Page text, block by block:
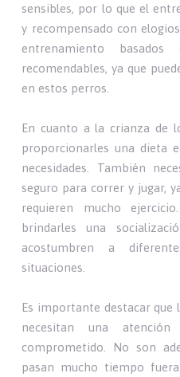
sensibles, por lo que el
y recompensado con
entrenamiento
recomendables, ya que
en estos perros.
En cuanto a la crianza de
proporcionarles una dieta
necesidades. También
seguro para correr y jugar,
requieren mucho
brindarles una
acostumbren a
situaciones.
Es importante destacar que
necesitan una
comprometido. No son
pasan mucho tiempo